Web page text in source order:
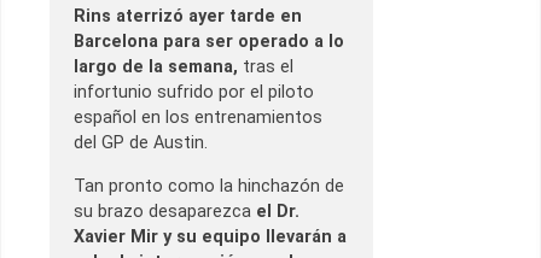
Rins aterrizó ayer tarde en
Barcelona para ser operado a lo
largo de la semana, tras el
infortunio sufrido por el piloto
español en los entrenamientos
del GP de Austin.
Tan pronto como la hinchazón de
su brazo desaparezca el Dr.
Xavier Mir y su equipo llevarán a